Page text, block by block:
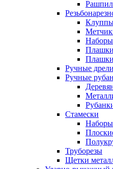
Плашки
Ручные
Ручные
Стамески
Наборы
Труборезы
Щетки